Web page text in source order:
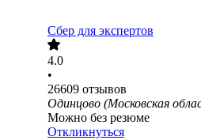
Сбер для экспертов
4.0
•
26609 отзывов
Одинцово (Московская
Можно без резюме
Откликнуться